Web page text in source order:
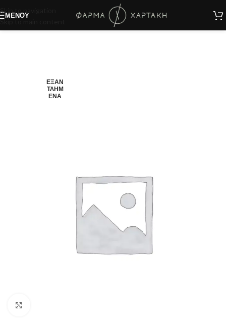
Skip to navigation
Skip to main content
ΜΕΝΟΎ
ΕΞΑΝ
ΤΛΗΜ
ΈΝΑ